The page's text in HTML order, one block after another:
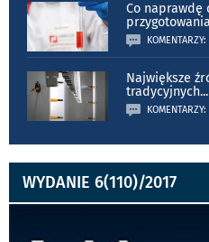
Co naprawdę
Największe
tradycyjnych...
WYDANIE 6(110)/2017